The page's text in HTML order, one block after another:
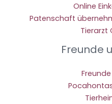
Online
Patenschaft
Tierarzt
Freunde